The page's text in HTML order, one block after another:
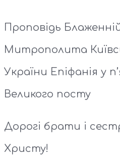
Проповідь
Митрополита
України Епіфанія у
Великого посту
Дорогі брати і
Христу!